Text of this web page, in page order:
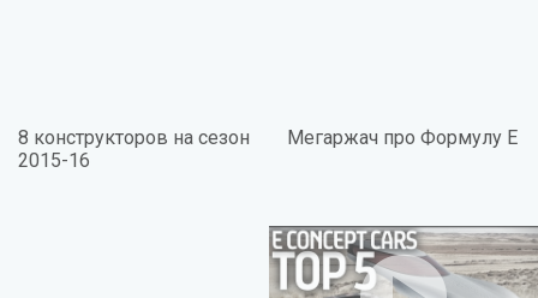
8 конструкторов на сезон
2015-16
Мегаржач про Формулу Е